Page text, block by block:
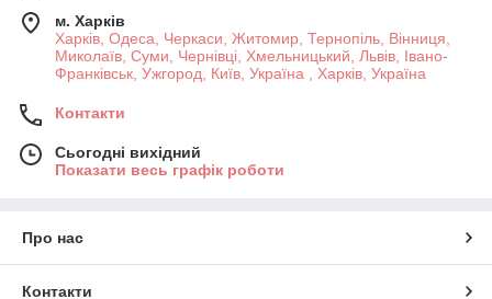
м. Харків
Харків, Одеса, Черкаси, Житомир, Тернопіль, Вінниця,
Миколаїв, Суми, Чернівці, Хмельницький, Львів, Івано-
Франківськ, Ужгород, Київ, Україна , Харків, Україна
Контакти
Сьогодні вихідний
Показати весь графік роботи
Про нас
Контакти